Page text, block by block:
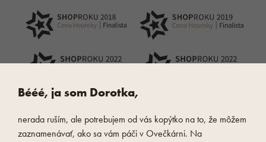
Bééé, ja som Dorotka,
nerada ruším, ale potrebujem od vás kopýtko na to, že môžem
zaznamenávať, ako sa vám páči v Ovečkárni. Na